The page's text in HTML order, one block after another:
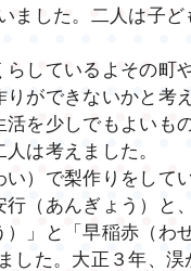
ました。二人は子ど
しているよその町
ができないかと考
を少しでもよいも
は考えました。
）で梨作りをして
（あんぎょう）と
」と「早稲赤（わ
た。大正３年、淏